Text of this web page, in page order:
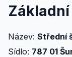
Název: Střední
Sídlo: 787 01